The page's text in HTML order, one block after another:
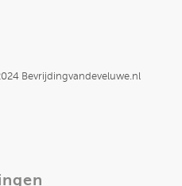
Bevrijdingvandeveluwe.nl